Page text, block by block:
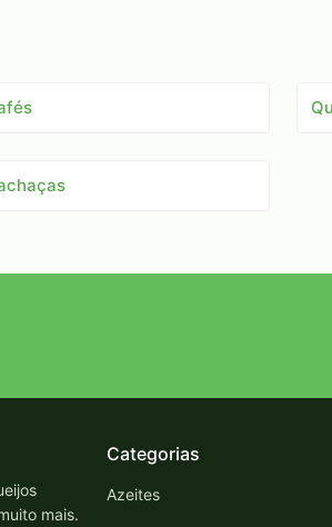
mais.
Categorias
Azeites